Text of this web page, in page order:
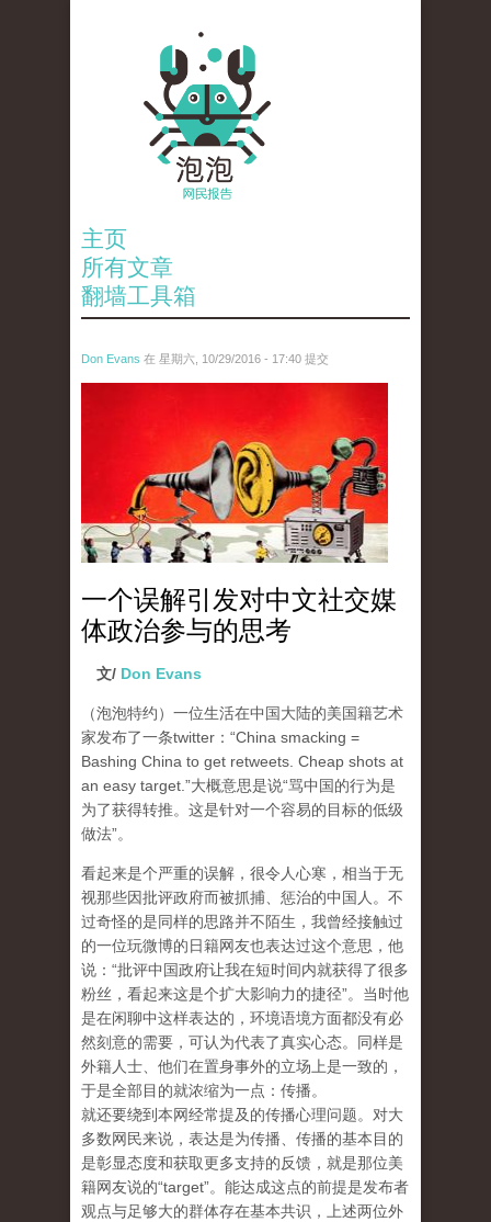
主页
所有文章
翻墙工具箱
Don Evans 在 星期六, 10/29/2016 - 17:40 提交
一个误解引发对中文社交媒
体政治参与的思考
文/ Don Evans
（泡泡特约）一位生活在中国大陆的美国籍艺术
家发布了一条twitter：“China smacking =
Bashing China to get retweets. Cheap shots at
an easy target.”大概意思是说“骂中国的行为是
为了获得转推。这是针对一个容易的目标的低级
做法”。
看起来是个严重的误解，很令人心寒，相当于无
视那些因批评政府而被抓捕、惩治的中国人。不
过奇怪的是同样的思路并不陌生，我曾经接触过
的一位玩微博的日籍网友也表达过这个意思，他
说：“批评中国政府让我在短时间内就获得了很多
粉丝，看起来这是个扩大影响力的捷径”。当时他
是在闲聊中这样表达的，环境语境方面都没有必
然刻意的需要，可认为代表了真实心态。同样是
外籍人士、他们在置身事外的立场上是一致的，
于是全部目的就浓缩为一点：传播。
就还要绕到本网经常提及的传播心理问题。对大
多数网民来说，表达是为传播、传播的基本目的
是彰显态度和获取更多支持的反馈，就是那位美
籍网友说的“target”。能达成这点的前提是发布者
观点与足够大的群体存在基本共识，上述两位外